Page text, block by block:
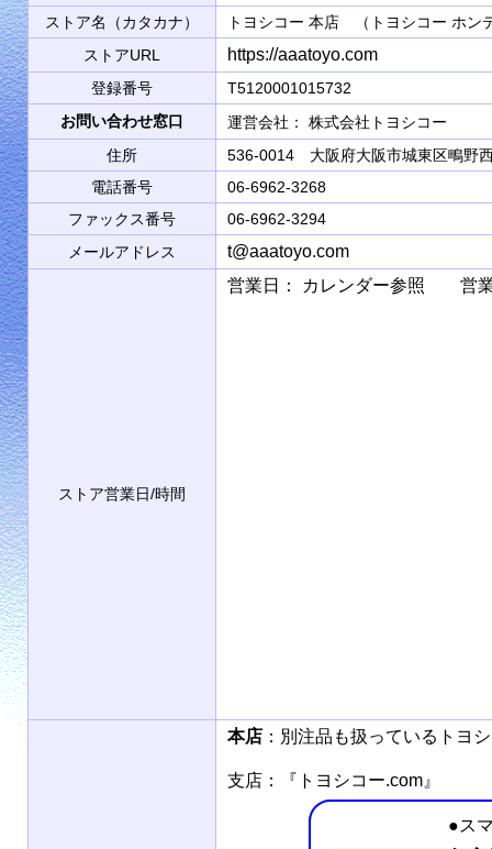
ストア名（カタカナ）
トヨシコー 本店 （トヨシコー ホン
ストアURL
https://aaatoyo.com
登録番号
T5120001015732
お問い合わせ窓口
運営会社： 株式会社トヨシコ
住所
536-0014 大阪府大阪市城東区鴫野
電話番号
06-6962-3268
ファックス番号
06-6962-3294
メールアドレス
t@aaatoyo.com
ストア営業日/時間
営業日： カレンダー参照 営業
本店 ：別注品も扱っているト
支店：『トヨシコー.com』
●ス